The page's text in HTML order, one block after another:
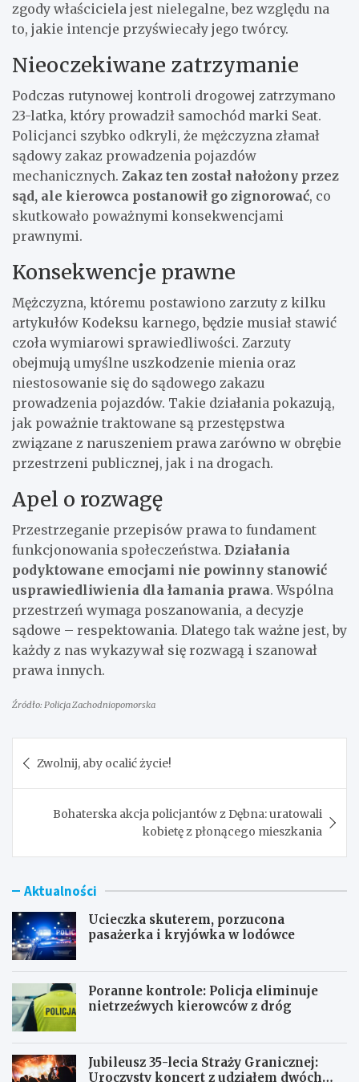
zgody właściciela jest nielegalne, bez względu na
to, jakie intencje przyświecały jego twórcy.
Nieoczekiwane zatrzymanie
Podczas rutynowej kontroli drogowej zatrzymano
23-latka, który prowadził samochód marki Seat.
Policjanci szybko odkryli, że mężczyzna złamał
sądowy zakaz prowadzenia pojazdów
mechanicznych. Zakaz ten został nałożony przez
sąd, ale kierowca postanowił go zignorować, co
skutkowało poważnymi konsekwencjami
prawnymi.
Konsekwencje prawne
Mężczyzna, któremu postawiono zarzuty z kilku
artykułów Kodeksu karnego, będzie musiał stawić
czoła wymiarowi sprawiedliwości. Zarzuty
obejmują umyślne uszkodzenie mienia oraz
niestosowanie się do sądowego zakazu
prowadzenia pojazdów. Takie działania pokazują,
jak poważnie traktowane są przestępstwa
związane z naruszeniem prawa zarówno w obrębie
przestrzeni publicznej, jak i na drogach.
Apel o rozwagę
Przestrzeganie przepisów prawa to fundament
funkcjonowania społeczeństwa. Działania
podyktowane emocjami nie powinny stanowić
usprawiedliwienia dla łamania prawa. Wspólna
przestrzeń wymaga poszanowania, a decyzje
sądowe – respektowania. Dlatego tak ważne jest, by
każdy z nas wykazywał się rozwagą i szanował
prawa innych.
Źródło: Policja Zachodniopomorska
wpisu
Zwolnij, aby ocalić życie!
Bohaterska akcja policjantów z Dębna: uratowali
kobietę z płonącego mieszkania
Aktualności
Ucieczka skuterem, porzucona
pasażerka i kryjówka w lodówce
Poranne kontrole: Policja eliminuje
nietrzeźwych kierowców z dróg
Jubileusz 35-lecia Straży Granicznej:
Uroczysty koncert z udziałem dwóch